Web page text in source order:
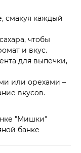
смакуя каждый
чтобы
и вкус.
для выпечки,
или орехами –
вкусов.
"Мишки"
банке